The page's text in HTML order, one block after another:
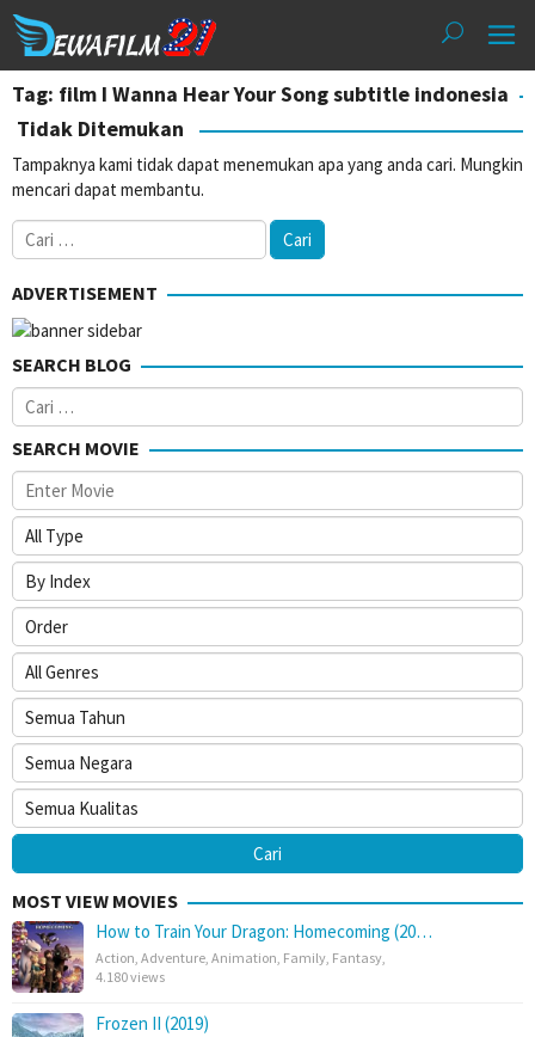
Loncat
ke
konten
Tag: film I Wanna Hear Your Song subtitle indonesia
Tidak Ditemukan
Tampaknya kami tidak dapat menemukan apa yang anda cari. Mungkin
mencari dapat membantu.
Cari
untuk:
ADVERTISEMENT
SEARCH BLOG
Cari
untuk:
SEARCH MOVIE
MOST VIEW MOVIES
How to Train Your Dragon: Homecoming (20…
Action Adventure Animation Family Fantasy
4.180 views
Frozen II (2019)